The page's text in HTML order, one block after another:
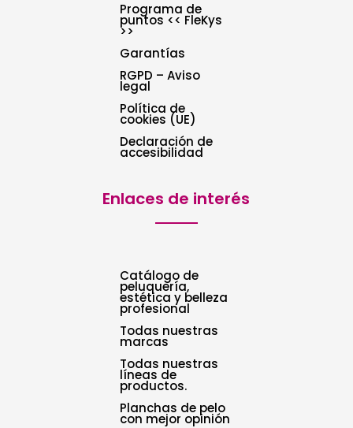
Programa de
puntos << FleKys
>>
Garantías
RGPD – Aviso
legal
Política de
cookies (UE)
Declaración de
accesibilidad
Enlaces de interés
Catálogo de
peluquería,
estética y belleza
profesional
Todas nuestras
marcas
Todas nuestras
líneas de
productos.
Planchas de pelo
con mejor opinión